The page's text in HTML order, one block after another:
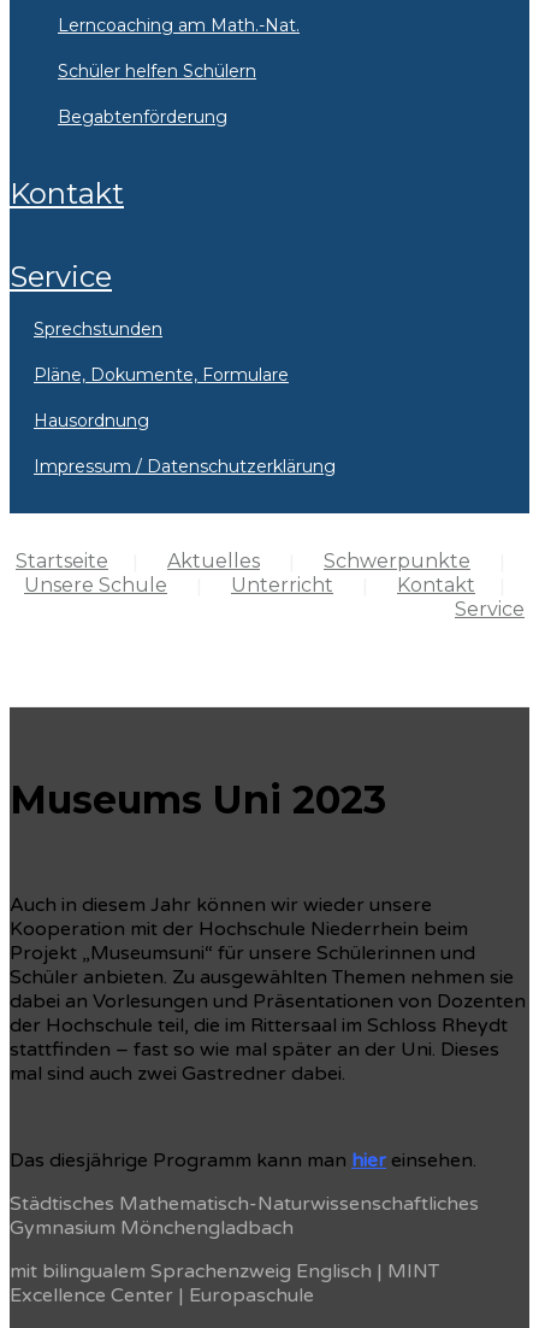
Lerncoaching am Math.-Nat.
Schüler helfen Schülern
Begabtenförderung
Kontakt
Service
Sprechstunden
Pläne, Dokumente, Formulare
Hausordnung
Impressum / Datenschutzerklärung
Startseite Aktuelles
Schwerpunkte
Unsere Schule
Unterricht
Kontakt
Service
Museums Uni 2023
Auch in diesem Jahr können wir wieder unsere
Kooperation mit der Hochschule Niederrhein beim
Projekt „Museumsuni“ für unsere Schülerinnen und
Schüler anbieten. Zu ausgewählten Themen nehmen sie
dabei an Vorlesungen und Präsentationen von Dozenten
der Hochschule teil, die im Rittersaal im Schloss Rheydt
stattfinden – fast so wie mal später an der Uni. Dieses
mal sind auch zwei Gastredner dabei.
Das diesjährige Programm kann man hier einsehen.
Städtisches Mathematisch-Naturwissenschaftliches
Gymnasium Mönchengladbach
mit bilingualem Sprachenzweig Englisch | MINT
Excellence Center | Europaschule